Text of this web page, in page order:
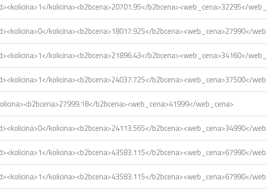
kolicina><b2bcena>20701.95</b2bcena><web_cena>32295</
kolicina><b2bcena>18017.925</b2bcena><web_cena>27990</
kolicina><b2bcena>21896.43</b2bcena><web_cena>34160</
kolicina><b2bcena>24037.725</b2bcena><web_cena>37500</
b2bcena><web_cena>41999</web_cena>
kolicina><b2bcena>24113.565</b2bcena><web_cena>34990</
kolicina><b2bcena>43583.115</b2bcena><web_cena>67990</
kolicina><b2bcena>43583.115</b2bcena><web_cena>67990</